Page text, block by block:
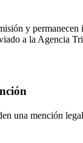
y permanecen
a la Agencia
una mención